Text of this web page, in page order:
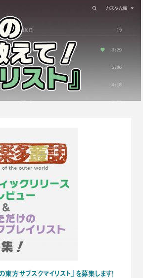
方サブスクマイリスト」を募集します！